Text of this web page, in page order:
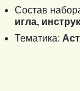
Состав
игла,
Тематика: